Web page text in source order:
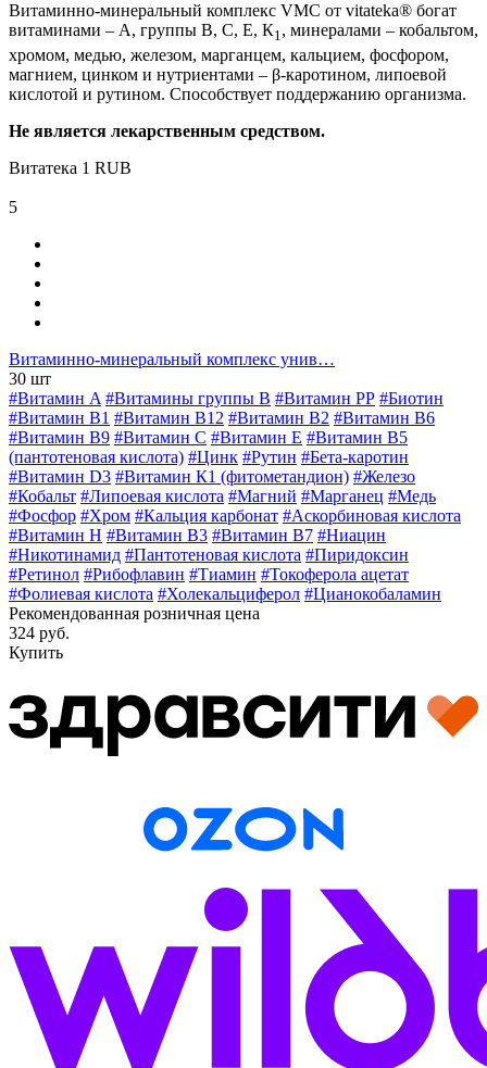
Витаминно-минеральный комплекс VMC от vitateka® богат
витаминами – А, группы В, С, Е, К1, минералами – кобальтом,
хромом, медью, железом, марганцем, кальцием, фосфором,
магнием, цинком и нутриентами – β-каротином, липоевой
кислотой и рутином. Способствует поддержанию организма.
Не является лекарственным средством.
Витатека 1 RUB
5
Витаминно-минеральный комплекс унив…
30 шт
#Витамин A #Витамины группы В #Витамин РР #Биотин
#Витамин B1 #Витамин B12 #Витамин B2 #Витамин B6
#Витамин B9 #Витамин C #Витамин E #Витамин В5
(пантотеновая кислота) #Цинк #Рутин #Бета-каротин
#Витамин D3 #Витамин К1 (фитометандион) #Железо
#Кобальт #Липоевая кислота #Магний #Марганец #Медь
#Фосфор #Хром #Кальция карбонат #Аскорбиновая кислота
#Витамин H #Витамин В3 #Витамин В7 #Ниацин
#Никотинамид #Пантотеновая кислота #Пиридоксин
#Ретинол #Рибофлавин #Тиамин #Токоферола ацетат
#Фолиевая кислота #Холекальциферол #Цианокобаламин
Рекомендованная розничная цена
324 руб.
Купить